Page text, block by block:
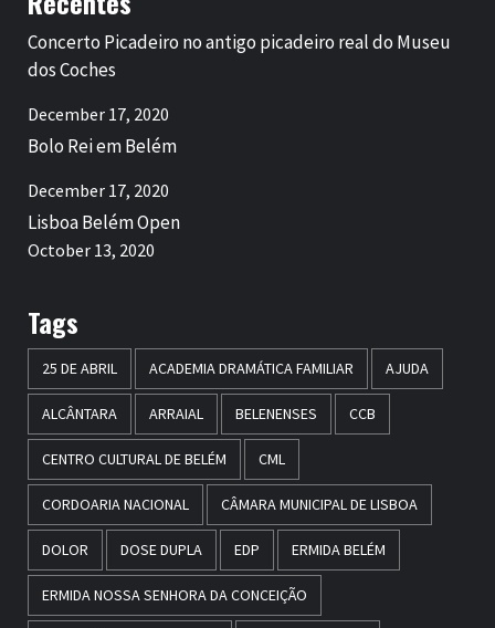
Concerto Picadeiro no antigo picadeiro real do Museu
dos Coches
December 17, 2020
Bolo Rei em Belém
December 17, 2020
Lisboa Belém Open
October 13, 2020
Tags
25 DE ABRIL ACADEMIA DRAMÁTICA FAMILIAR AJUDA
ALCÂNTARA ARRAIAL BELENENSES CCB
CENTRO CULTURAL DE BELÉM CML
CORDOARIA NACIONAL CÂMARA MUNICIPAL DE LISBOA
DOLOR DOSE DUPLA EDP ERMIDA BELÉM
ERMIDA NOSSA SENHORA DA CONCEIÇÃO